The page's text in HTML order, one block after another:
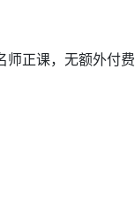
师正课，无额外付费